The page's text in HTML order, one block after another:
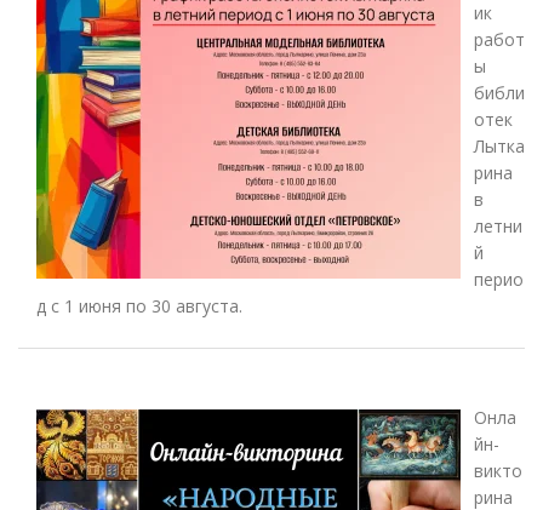
ик
работ
ы
библи
отек
Лытка
рина
в
летни
й
перио
д с 1 июня по 30 августа.
Онла
йн-
викто
рина